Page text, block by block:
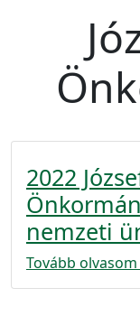
2022
nemzeti
Tovább olvasom